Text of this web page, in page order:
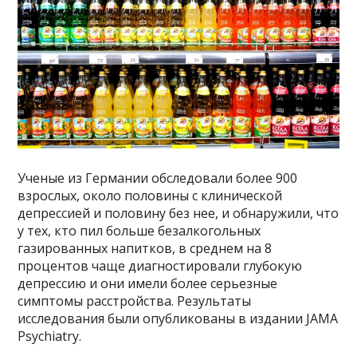
Ученые из Германии обследовали более 900
взрослых, около половины с клинической
депрессией и половину без нее, и обнаружили, что
у тех, кто пил больше безалкогольных
газированных напитков, в среднем на 8
процентов чаще диагностировали глубокую
депрессию и они имели более серьезные
симптомы расстройства. Результаты
исследования были опубликованы в издании JAMA
Psychiatry.